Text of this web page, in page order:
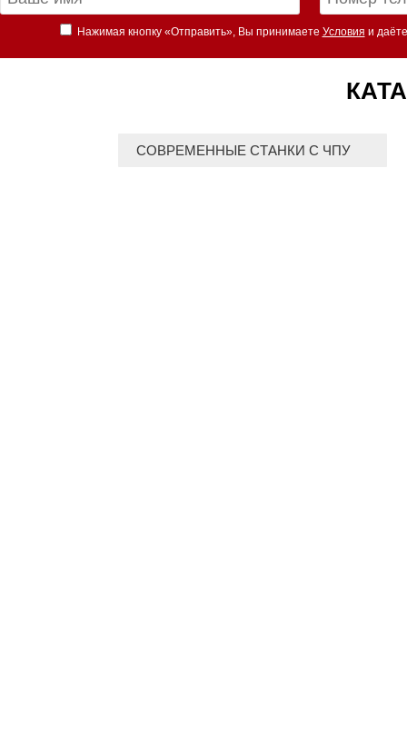
Нажимая кнопку «Отправить», Вы принимаете Условия и
СОВРЕМЕННЫЕ СТАНКИ С ЧПУ